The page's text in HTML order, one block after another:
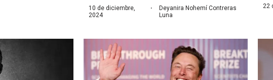
10 de diciembre,
2024
·
Deyanira Nohemí Contreras
Luna
22